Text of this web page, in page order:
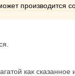
производится
как